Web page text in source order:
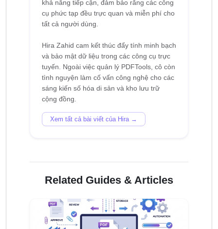
khả năng tiếp cận, đảm bảo rằng các công
cụ phức tạp đều trực quan và miễn phí cho
tất cả người dùng.
Hira Zahid cam kết thúc đẩy tính minh bạch
và bảo mật dữ liệu trong các công cụ trực
tuyến. Ngoài việc quản lý PDFTools, cô còn
tình nguyện làm cố vấn công nghệ cho các
sáng kiến ​​số hóa di sản và kho lưu trữ
Xem tất cả bài viết của Hira →
Related Guides & Articles